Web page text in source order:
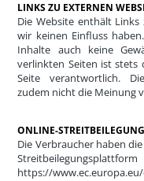
LINKS ZU EXTERNEN
Die Website enthält
wir keinen Einfluss
Inhalte auch keine
verlinkten Seiten ist stets
Seite verantwortlich.
zudem nicht die Meinung
ONLINE-STREITBEILEGUNG
Die Verbraucher haben
https://